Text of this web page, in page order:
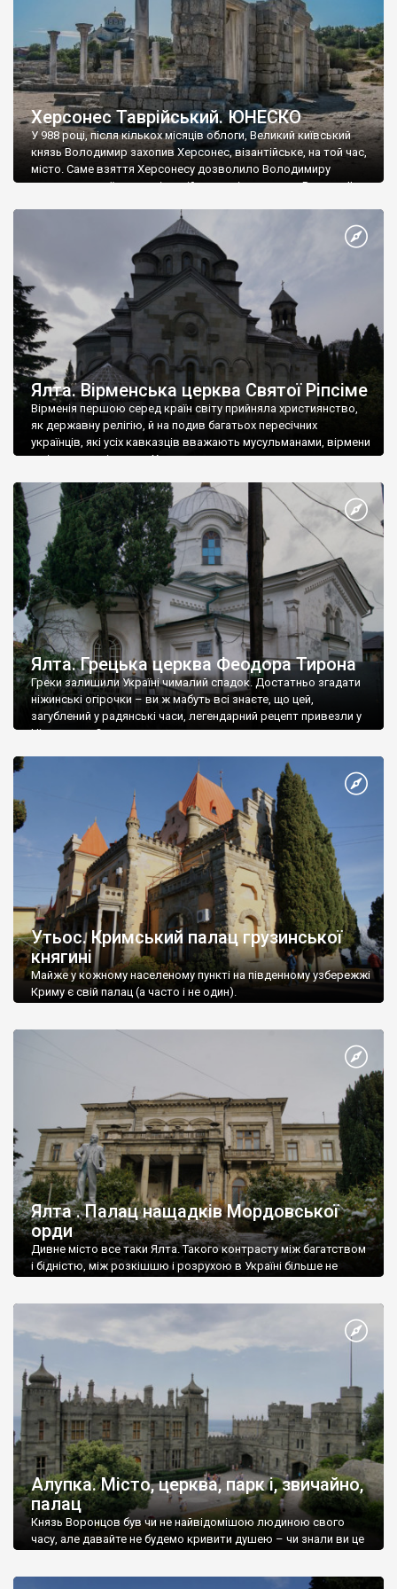
Херсонес Таврійський. ЮНЕСКО
У 988 році, після кількох місяців облоги, Великий київський
князь Володимир захопив Херсонес, візантійське, на той час,
місто. Саме взяття Херсонесу дозволило Володимиру
диктувати свої умови візантійському імператору Василю ІІ, та
Херсонесі Володимир-язичник, став Василем-християнином.
А потім було Хрещення Русі. На честь Херсонесу Таврійського
Ялта. Вірменська церква Святої Ріпсіме
Вірменія першою серед країн світу прийняла християнство,
як державну релігію, й на подив багатьох пересічних
українців, які усіх кавказців вважають мусульманами, вірмени
є відданими вірянами Христа
Ялта. Грецька церква Феодора Тирона
Греки залишили Україні чималий спадок. Достатньо згадати
ніжинські огірочки – ви ж мабуть всі знаєте, що цей,
загублений у радянські часи, легендарний рецепт привезли у
Ніжин греки?
Утьос. Кримський палац грузинської
княгині
Майже у кожному населеному пункті на південному узбережжі
Криму є свій палац (а часто і не один).
Ялта . Палац нащадків Мордовської
орди
Дивне місто все таки Ялта. Такого контрасту між багатством
і бідністю, між розкішшю і розрухою в Україні більше не
Алупка. Місто, церква, парк і, звичайно,
палац
Князь Воронцов був чи не найвідомішою людиною свого
часу, але давайте не будемо кривити душею – чи знали ви це